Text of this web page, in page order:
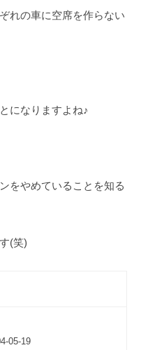
の車に空席を作らない
なりますよね♪
やめていることを知る
(笑)
05-19